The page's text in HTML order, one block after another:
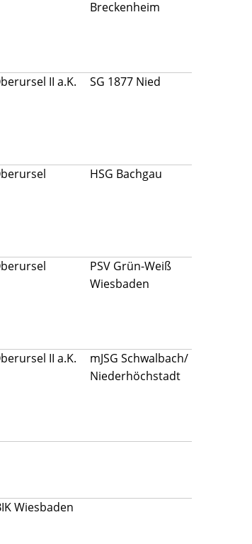
Breckenheim
II a.K. SG 1877 Nied
HSG Bachgau
PSV Grün-Weiß
Wiesbaden
II a.K.
mJSG Schwalbach/
Niederhöchstadt
Wiesbaden